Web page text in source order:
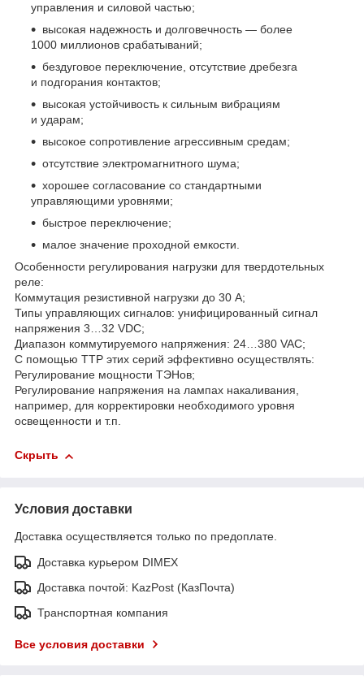
управления и силовой частью;
высокая надежность и долговечность — более
1000 миллионов срабатываний;
бездуговое переключение, отсутствие дребезга
и подгорания контактов;
высокая устойчивость к сильным вибрациям
и ударам;
высокое сопротивление агрессивным средам;
отсутствие электромагнитного шума;
хорошее согласование со стандартными
управляющими уровнями;
быстрое переключение;
малое значение проходной емкости.
Особенности регулирования нагрузки для твердотельных
реле:
Коммутация резистивной нагрузки до 30 А;
Типы управляющих сигналов: унифицированный сигнал
напряжения 3…32 VDC;
Диапазон коммутируемого напряжения: 24…380 VAC;
С помощью ТТР этих серий эффективно осуществлять:
Регулирование мощности ТЭНов;
Регулирование напряжения на лампах накаливания,
например, для корректировки необходимого уровня
освещенности и т.п.
Скрыть
Условия доставки
Доставка осуществляется только по предоплате.
Доставка курьером DIMEX
Доставка почтой: KazPost (КазПочта)
Транспортная компания
Все условия доставки